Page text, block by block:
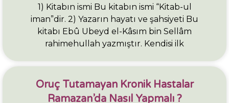
1) Kitabın ismi Bu kitabın ismi “Kitab-ul
iman”dir. 2) Yazarın hayatı ve şahsiyeti Bu
kitabı Ebû Ubeyd el-Kâsım bin Sellâm
rahimehullah yazmıştır. Kendisi ilk
Oruç Tutamayan Kronik Hastalar
Ramazan’da Nasıl Yapmalı ?